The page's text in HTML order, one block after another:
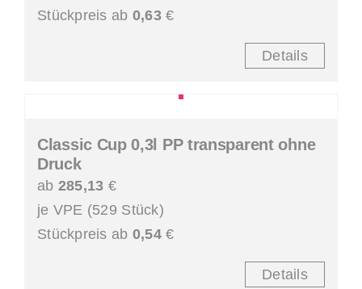
Stückpreis ab 0,63€
Details
Classic Cup 0,3l PP transparent ohne
Druck
ab 285,13 €
je VPE (529 Stück)
Stückpreis ab 0,54€
Details